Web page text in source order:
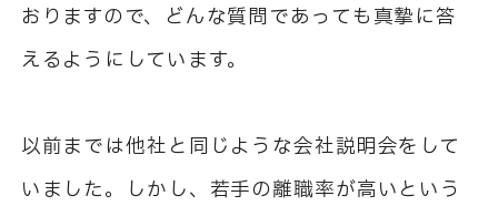
おりますので、どんな質問であっても真摯に答
えるようにしています。
以前までは他社と同じような会社説明会をして
いました。しかし、若手の離職率が高いという